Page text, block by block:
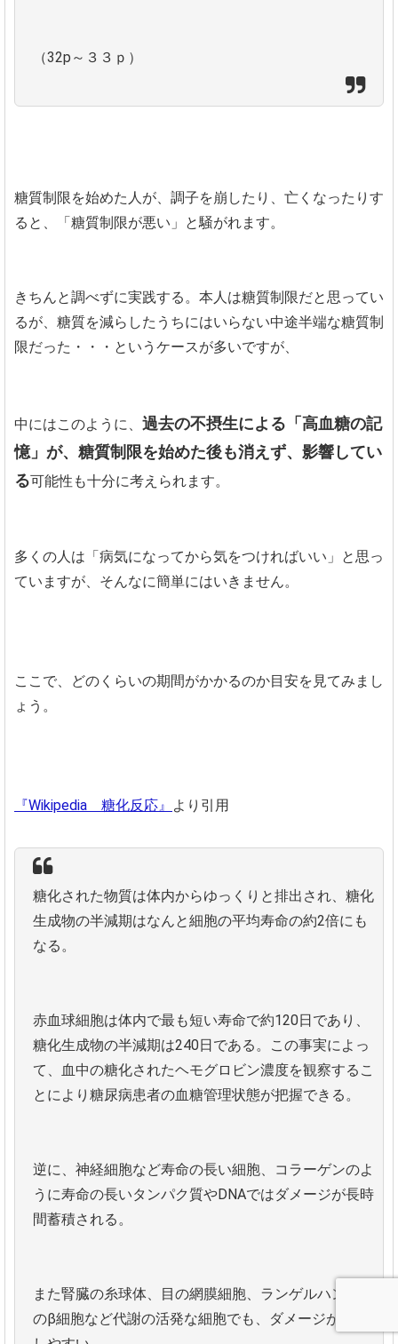
（32p～３３ｐ）
糖質制限を始めた人が、調子を崩したり、亡くなったりす
ると、「糖質制限が悪い」と騒がれます。
きちんと調べずに実践する。本人は糖質制限だと思ってい
るが、糖質を減らしたうちにはいらない中途半端な糖質制
限だった・・・というケースが多いですが、
中にはこのように、 過去の不摂生による「高血糖の記
憶」が、糖質制限を始めた後も消えず、影響してい
る可能性も十分に考えられます。
多くの人は「病気になってから気をつければいい」と思っ
ていますが、そんなに簡単にはいきません。
ここで、どのくらいの期間がかかるのか目安を見てみまし
ょう。
『Wikipedia 糖化反応』 より引用
糖化された物質は体内からゆっくりと排出され、糖化
生成物の半減期はなんと細胞の平均寿命の約2倍にも
なる。
赤血球細胞は体内で最も短い寿命で約120日であり、
糖化生成物の半減期は240日である。この事実によっ
て、血中の糖化されたヘモグロビン濃度を観察するこ
とにより糖尿病患者の血糖管理状態が把握できる。
逆に、神経細胞など寿命の長い細胞、コラーゲンのよ
うに寿命の長いタンパク質やDNAではダメージが長時
間蓄積される。
また腎臓の糸球体、目の網膜細胞、ランゲルハンス島
のβ細胞など代謝の活発な細胞でも、ダメージが蓄積